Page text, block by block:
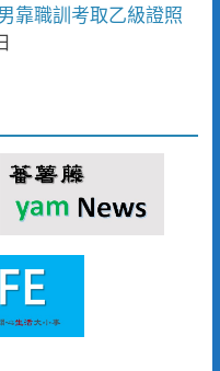
靠職訓考取乙級證照